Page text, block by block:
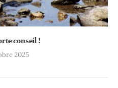
conseil !
2025